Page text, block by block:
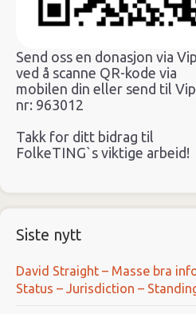
Send oss en donasjon via
ved å scanne QR-kode via
mobilen din eller send til
nr: 963012
Takk for ditt bidrag til
FolkeTING`s viktige arbeid!
Siste nytt
David Straight – Masse bra
Status – Jurisdiction –